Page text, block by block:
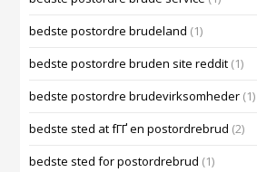
bedste postordre brudeland (1)
bedste postordre bruden site reddit (1)
bedste postordre brudevirksomheder (1)
bedste sted at fГҐ en postordrebrud (2)
bedste sted for postordrebrud (1)